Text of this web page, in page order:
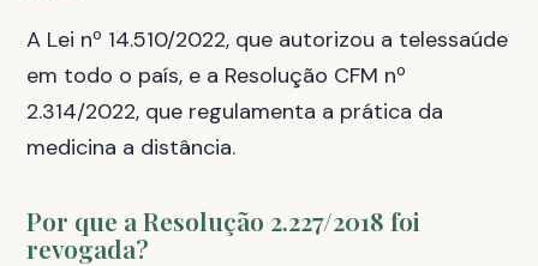
A Lei nº 14.510/2022, que autorizou a telessaúde
em todo o país, e a Resolução CFM nº
2.314/2022, que regulamenta a prática da
medicina a distância.
Por que a Resolução 2.227/2018 foi
revogada?